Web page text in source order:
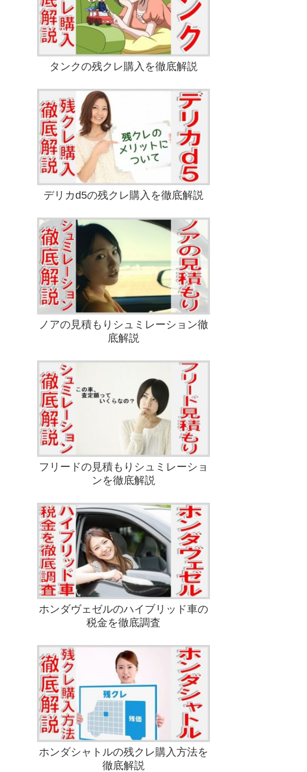
タンクの残クレ購入を徹底解説
デリカd5の残クレ購入を徹底解説
ノアの見積もりシュミレーション徹
底解説
フリードの見積もりシュミレーショ
ンを徹底解説
ホンダヴェゼルのハイブリッド車の
税金を徹底調査
ホンダシャトルの残クレ購入方法を
徹底解説